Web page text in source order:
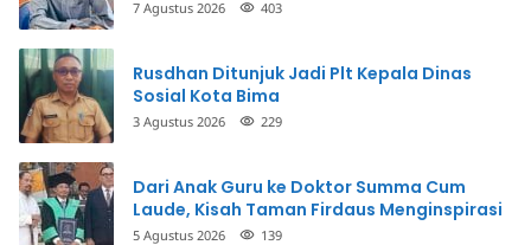
7 Agustus 2026 403
Rusdhan Ditunjuk Jadi Plt Kepala Dinas
Sosial Kota Bima
3 Agustus 2026 229
Dari Anak Guru ke Doktor Summa Cum
Laude, Kisah Taman Firdaus Menginspirasi
5 Agustus 2026 139